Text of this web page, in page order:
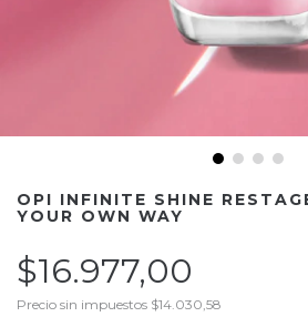
OPI INFINITE SHINE
YOUR OWN WAY
$16.977,00
Precio sin impuestos $14.030,58